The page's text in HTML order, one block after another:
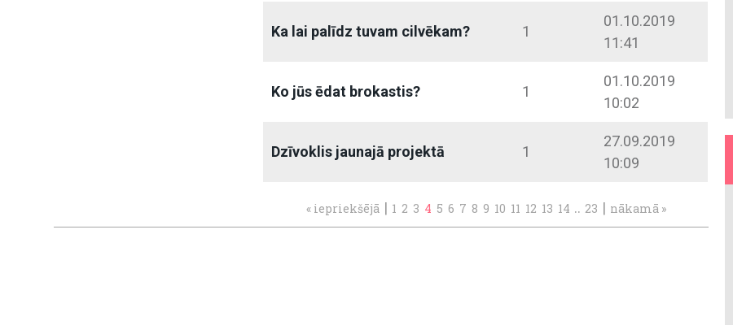
Ka lai palīdz tuvam cilvēkam? 1
01.10.2019
11:41
Ko jūs ēdat brokastis? 1
01.10.2019
10:02
Dzīvoklis jaunajā projektā 1
27.09.2019
10:09
« iepriekšējā | 1 2 3 4 5 6 7 8 9 10 11 12 13 14 .. 23 | nākamā »